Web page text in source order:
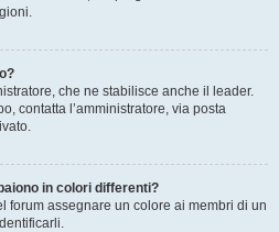
che ne stabilisce anche il leader.
contatta l’amministratore, via posta
in colori differenti?
forum assegnare un colore ai membri di un